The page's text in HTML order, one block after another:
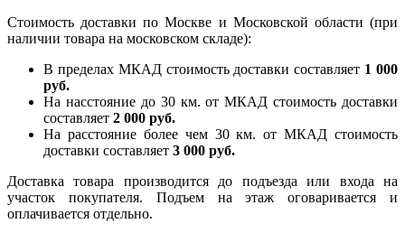
Стоимость доставки по Москве и Московской области (при
наличии товара на московском складе):
В пределах МКАД стоимость доставки составляет 1 000
руб.
На насcтояние до 30 км. от МКАД стоимость доставки
составляет 2 000 руб.
На расстояние более чем 30 км. от МКАД стоимость
доставки составляет 3 000 руб.
Доставка товара производится до подъезда или входа на
участок покупателя. Подъем на этаж оговаривается и
оплачивается отдельно.